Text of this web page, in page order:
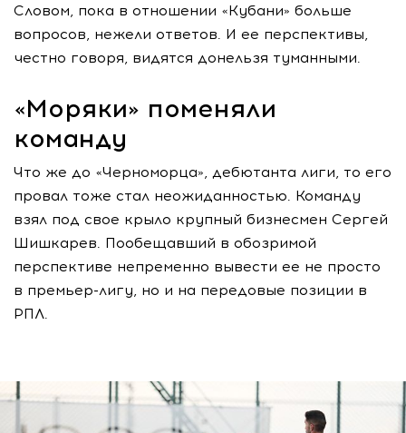
Словом, пока в отношении «Кубани» больше
вопросов, нежели ответов. И ее перспективы,
честно говоря, видятся донельзя туманными.
«Моряки» поменяли
команду
Что же до «Черноморца», дебютанта лиги, то его
провал тоже стал неожиданностью. Команду
взял под свое крыло крупный бизнесмен Сергей
Шишкарев. Пообещавший в обозримой
перспективе непременно вывести ее не просто
в премьер-лигу, но и на передовые позиции в
РПЛ.